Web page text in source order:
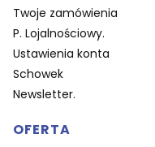
Twoje zamówienia
P. Lojalnościowy.
Ustawienia konta
Schowek
Newsletter.
OFERTA